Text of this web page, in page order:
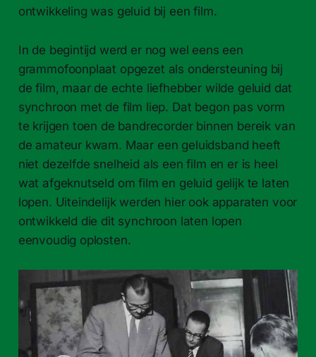
ontwikkeling was geluid bij een film.
In de begintijd werd er nog wel eens een
grammofoonplaat opgezet als ondersteuning bij
de film, maar de echte liefhebber wilde geluid dat
synchroon met de film liep. Dat begon pas vorm
te krijgen toen de bandrecorder binnen bereik van
de amateur kwam. Maar een geluidsband heeft
niet dezelfde snelheid als een film en er is heel
wat afgeknutseld om film en geluid gelijk te laten
lopen. Uiteindelijk werden hier ook apparaten voor
ontwikkeld die dit synchroon laten lopen
eenvoudig oplosten.